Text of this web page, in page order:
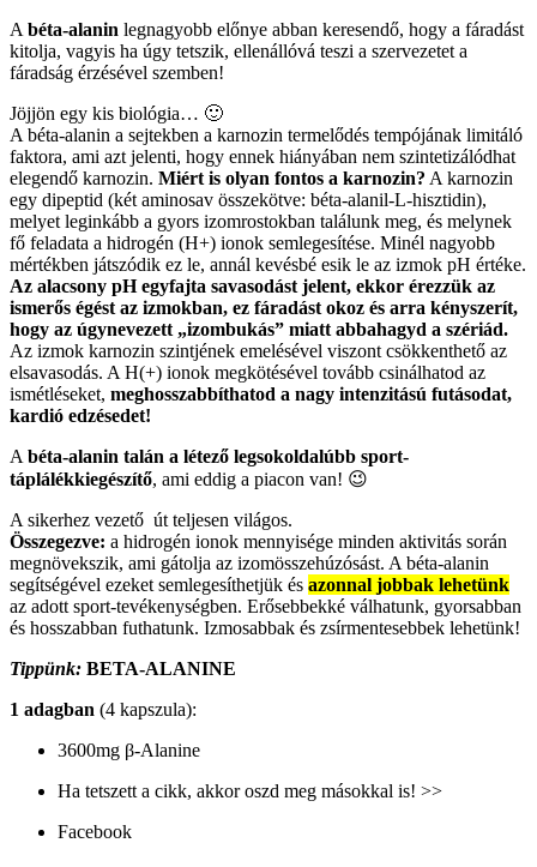
A béta-alanin legnagyobb előnye abban keresendő, hogy a fáradást
kitolja, vagyis ha úgy tetszik, ellenállóvá teszi a szervezetet a
fáradság érzésével szemben!
Jöjjön egy kis biológia… 🙂
A béta-alanin a sejtekben a karnozin termelődés tempójának limitáló
faktora, ami azt jelenti, hogy ennek hiányában nem szintetizálódhat
elegendő karnozin. Miért is olyan fontos a karnozin? A karnozin
egy dipeptid (két aminosav összekötve: béta-alanil-L-hisztidin),
melyet leginkább a gyors izomrostokban találunk meg, és melynek
fő feladata a hidrogén (H+) ionok semlegesítése. Minél nagyobb
mértékben játszódik ez le, annál kevésbé esik le az izmok pH értéke.
Az alacsony pH egyfajta savasodást jelent, ekkor érezzük az
ismerős égést az izmokban, ez fáradást okoz és arra kényszerít,
hogy az úgynevezett „izombukás” miatt abbahagyd a szériád.
Az izmok karnozin szintjének emelésével viszont csökkenthető az
elsavasodás. A H(+) ionok megkötésével tovább csinálhatod az
ismétléseket, meghosszabbíthatod a nagy intenzitású futásodat,
kardió edzésedet!
A béta-alanin talán a létező legsokoldalúbb sport-
táplálékkiegészítő, ami eddig a piacon van! 😉
A sikerhez vezető út teljesen világos.
Összegezve: a hidrogén ionok mennyisége minden aktivitás során
megnövekszik, ami gátolja az izomösszehúzósást. A béta-alanin
segítségével ezeket semlegesíthetjük és azonnal jobbak lehetünk
az adott sport-tevékenységben. Erősebbekké válhatunk, gyorsabban
és hosszabban futhatunk. Izmosabbak és zsírmentesebbek lehetünk!
Tippünk: BETA-ALANINE
1 adagban (4 kapszula):
3600mg β-Alanine
Ha tetszett a cikk, akkor oszd meg másokkal is! >>
Facebook